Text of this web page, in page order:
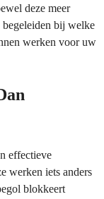
deze meer
bij welke
werken voor uw
effectieve
werken iets anders
blokkeert